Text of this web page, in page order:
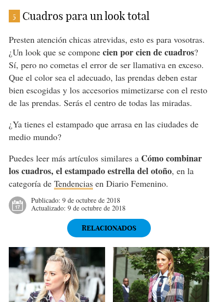
5 Cuadros para un look total
Presten atención chicas atrevidas, esto es para vosotras.
¿Un look que se componecien por cien de cuadros?
Sí, pero no cometas el error de ser llamativa en exceso.
Que el color sea el adecuado, las prendas deben estar
bien escogidas y los accesorios mimetizarse con el resto
de las prendas. Serás el centro de todas las miradas.
¿Ya tienes el estampado que arrasa en las ciudades de
medio mundo?
Puedes leer más artículos similares a Cómo combinar
los cuadros, el estampado estrella del otoño, en la
categoría de Tendenciasen Diario Femenino.
Publicado: 9 de octubre de 2018
Actualizado: 9 de octubre de 2018
RELACIONADOS